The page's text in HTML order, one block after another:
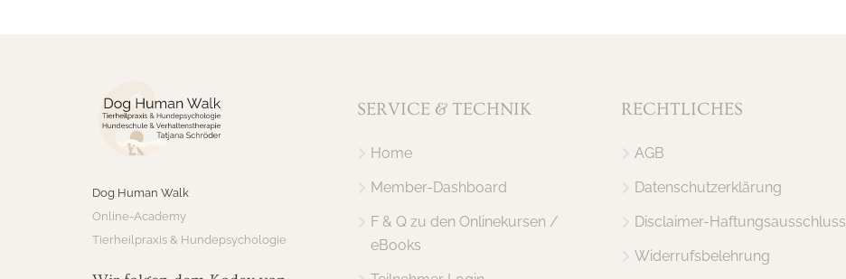
Dog Human Walk
Online-Academy
Tierheilpraxis & Hundepsychologie
SERVICE & TECHNIK
Home
Member-Dashboard
F & Q zu den Onlinekursen /
eBooks
RECHTLICHES
AGB
Datenschutzerklärung
Disclaimer-Haftungsausschluss
Widerrufsbelehrung